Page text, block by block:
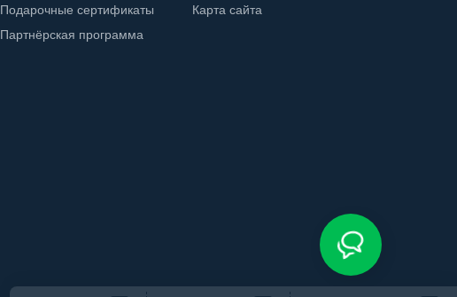
Подарочные сертификаты
Партнёрская программа
Карта сайта